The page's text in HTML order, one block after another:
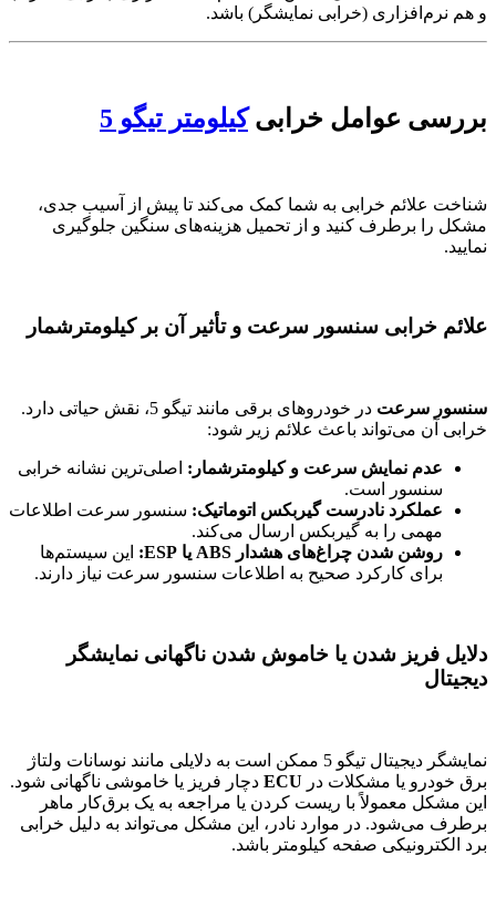
و هم نرم‌افزاری (خرابی نمایشگر) باشد.
بررسی عوامل خرابیکیلومتر تیگو 5
شناخت علائم خرابی به شما کمک می‌کند تا پیش از آسیب جدی،
مشکل را برطرف کنید و از تحمیل هزینه‌های سنگین جلوگیری
نمایید.
علائم خرابی سنسور سرعت و تأثیر آن بر کیلومترشمار
سنسور سرعت
در خودروهای برقی مانند تیگو 5، نقش حیاتی دارد.
خرابی آن می‌تواند باعث علائم زیر شود:
عدم نمایش سرعت و کیلومترشمار: اصلی‌ترین نشانه خرابی
سنسور است.
عملکرد نادرست گیربکس اتوماتیک: سنسور سرعت اطلاعات
مهمی را به گیربکس ارسال می‌کند.
روشن شدن چراغ‌های هشدار ABS یا ESP:
این سیستم‌ها
برای کارکرد صحیح به اطلاعات سنسور سرعت نیاز دارند.
دلایل فریز شدن یا خاموش شدن ناگهانی نمایشگر
دیجیتال
نمایشگر دیجیتال تیگو 5 ممکن است به دلایلی مانند نوسانات ولتاژ
برق خودرو یا مشکلات در ECU دچار فریز یا خاموشی ناگهانی شود.
این مشکل معمولاً با ریست کردن یا مراجعه به یک برق‌کار ماهر
برطرف می‌شود. در موارد نادر، این مشکل می‌تواند به دلیل خرابی
برد الکترونیکی صفحه کیلومتر باشد.